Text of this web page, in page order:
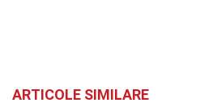
ARTICOLE SIMILARE